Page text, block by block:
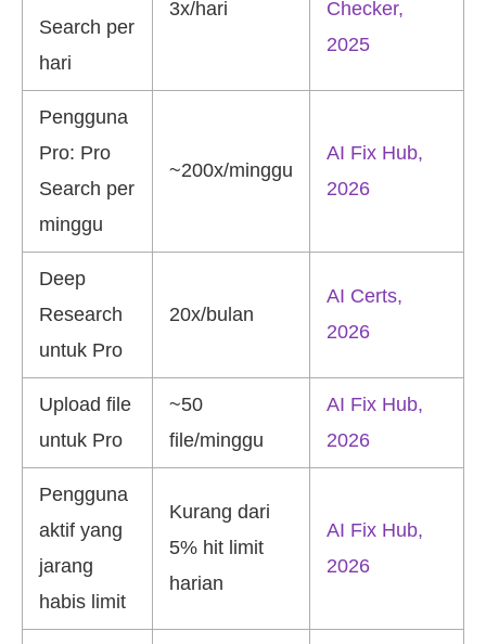
Search per
hari
3x/hari
Checker,
2025
Pengguna
Pro: Pro
Search per
minggu
~200x/minggu
AI Fix Hub,
2026
Deep
Research
untuk Pro
20x/bulan
AI Certs,
2026
Upload file
untuk Pro
~50
file/minggu
AI Fix Hub,
2026
Pengguna
aktif yang
jarang
habis limit
Kurang dari
5% hit limit
harian
AI Fix Hub,
2026